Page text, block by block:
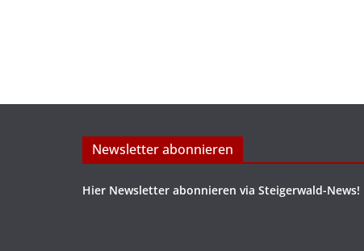
Newsletter abonnieren
Hier Newsletter abonnieren via Steigerwald-News!